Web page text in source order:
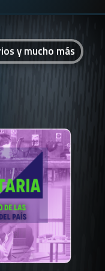
y mucho más